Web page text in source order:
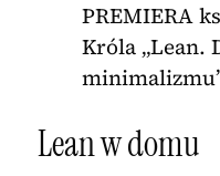
PREMIERA
Króla „Lean.
Lean w domu